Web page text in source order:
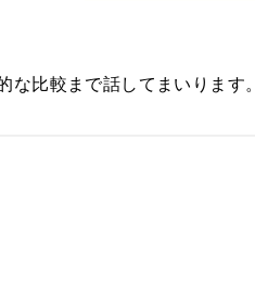
比較まで話してまいります。